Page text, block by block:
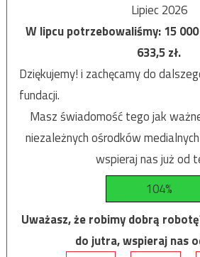
Lipiec 2026
W lipcu potrzebowaliśmy:15 000
633,5zł.
Dziękujemy! i zachęcamy do
fundacji.
Masz świadomość tego jak
niezależnych ośrodków
wspieraj nas już od
104%
Uważasz, że robimy dobrą
do jutra, wspieraj nas